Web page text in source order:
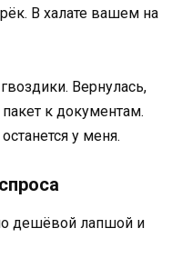
В халате вашем на
Вернулась,
пакет к документам.
у меня.
дешёвой лапшой и